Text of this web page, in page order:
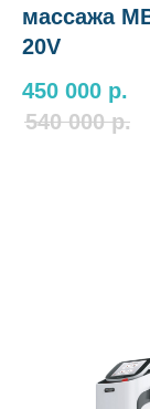
массажа
20V
450 000 р.
540 000 р.